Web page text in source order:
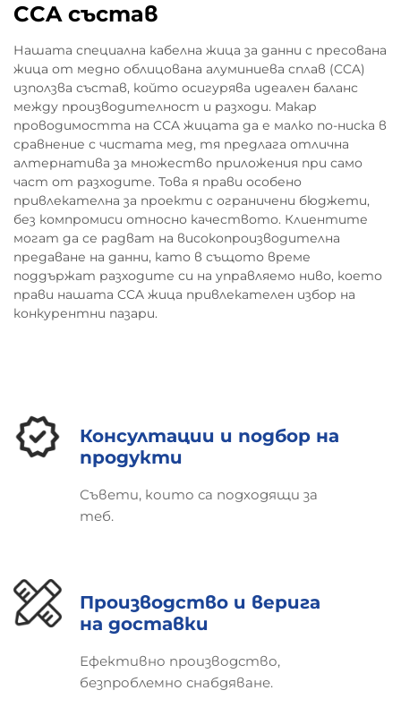
CCA състав
Нашата специална кабелна жица за данни с пресована
жица от медно облицована алуминиева сплав (CCA)
използва състав, който осигурява идеален баланс
между производителност и разходи. Макар
проводимостта на CCA жицата да е малко по-ниска в
сравнение с чистата мед, тя предлага отлична
алтернатива за множество приложения при само
част от разходите. Това я прави особено
привлекателна за проекти с ограничени бюджети,
без компромиси относно качеството. Клиентите
могат да се радват на високопроизводителна
предаване на данни, като в същото време
поддържат разходите си на управляемо ниво, което
прави нашата CCA жица привлекателен избор на
конкурентни пазари.
Консултации и подбор на
продукти
Съвети, които са подходящи за
теб.
Производство и верига
на доставки
Ефективно производство,
безпроблемно снабдяване.